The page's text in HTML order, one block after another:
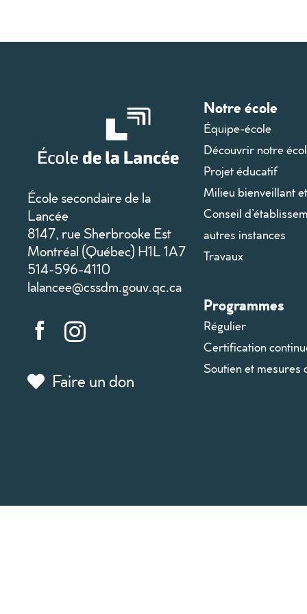
École secondaire de la
Lancée
8147, rue Sherbrooke Est
Montréal (Québec) H1L 1A7
514-596-4110
lalancee@cssdm.gouv.qc.ca
Faire un don
Notre école
Équipe-école
Découvrir notre
Projet éducatif
Milieu bienveillant
Conseil
autres instances
Travaux
Programmes
Régulier
Certification
Soutien et mesures